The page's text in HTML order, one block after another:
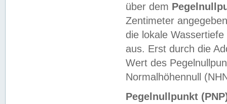
über dem
Zentimeter
die lokale
aus. Erst durch die
Wert des
Normalhöhennull
Pegelnullpunkt